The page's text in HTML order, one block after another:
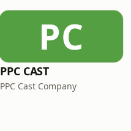
PC
PPC CAST
PPC Cast Company